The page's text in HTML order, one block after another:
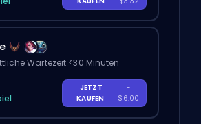
Wartezeit <30 Minuten
JETZT
KAUFEN
-
$6.00